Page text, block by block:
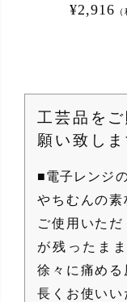
¥2,916
工芸品を
願い致しま
■電子レンジ
やちむんの
ご使用いた
が残ったま
徐々に痛める
長くお使いい